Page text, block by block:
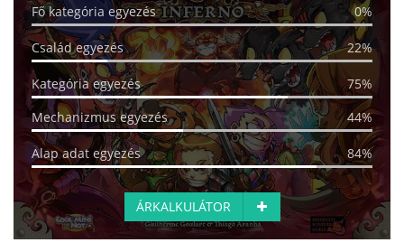
Fő kategória egyezés 0%
Család egyezés 22%
Kategória egyezés
75%
Mechanizmus egyezés
44%
Alap adat egyezés 84%
ÁRKALKULÁTOR